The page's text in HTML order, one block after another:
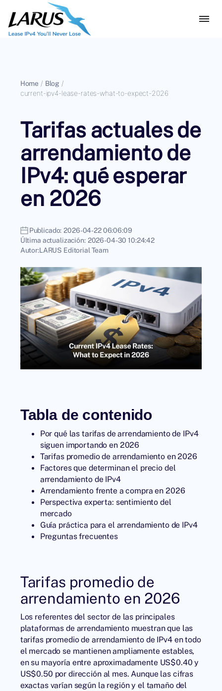
Home / Blog /
current-ipv4-lease-rates-what-to-expect-2026
Tarifas actuales de
arrendamiento de
IPv4: qué esperar
en 2026
Publicado: 2026-04-22 06:06:09
Última actualización: 2026-04-30 10:24:42
Autor:LARUS Editorial Team
Tabla de contenido
Por qué las tarifas de arrendamiento de IPv4
siguen importando en 2026
Tarifas promedio de arrendamiento en 2026
Factores que determinan el precio del
arrendamiento de IPv4
Arrendamiento frente a compra en 2026
Perspectiva experta: sentimiento del
mercado
Guía práctica para el arrendamiento de IPv4
Preguntas frecuentes
Tarifas promedio de
arrendamiento en 2026
Los referentes del sector de las principales
plataformas de arrendamiento muestran que las
tarifas promedio de arrendamiento de IPv4en todo
el mercado se mantienen ampliamente estables,
en su mayoría entre aproximadamente US$0.40 y
US$0.50 por dirección al mes. Aunque las cifras
exactas varían según la región y el tamaño del